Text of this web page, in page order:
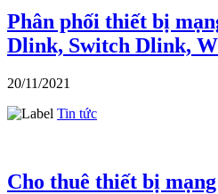
Phân phối thiết bị
Dlink, Switch Dlink,
20/11/2021
Tin tức
Cho thuê thiết bị mạng